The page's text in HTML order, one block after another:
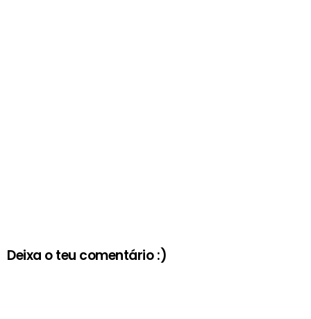
Deixa o teu comentário :)